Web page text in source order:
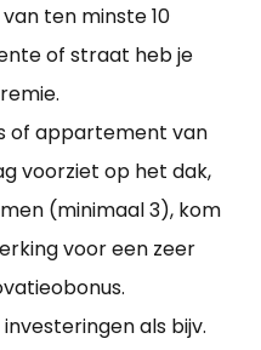
ten minste 10
of straat heb je
of appartement van
voorziet op het dak,
(minimaal 3), kom
voor een zeer
als bijv.